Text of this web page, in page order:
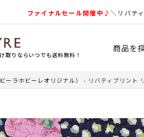
ファイナルセール開催中♪＼リバテ
りならいつでも送料無料！
商品を
ーラホビーレオリジナル） リバティプリント